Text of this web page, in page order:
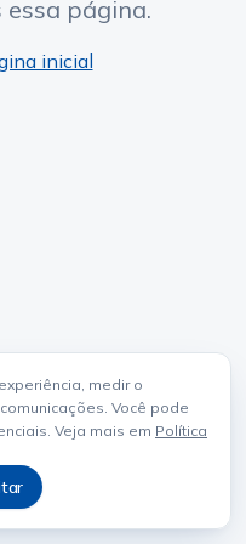
medir o
Você pode
Veja mais em Política
página.
inicial